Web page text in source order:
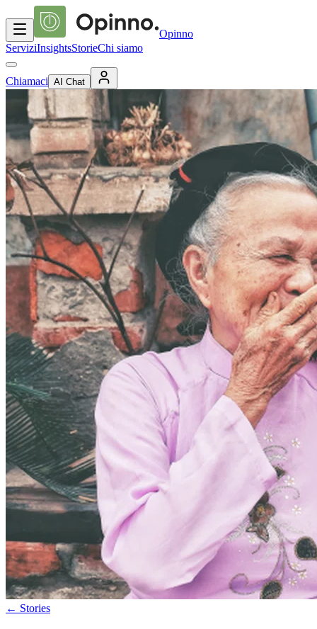
Opinno
ServiziInsightsStorieChi siamo
Chiamaci AI Chat
← Stories